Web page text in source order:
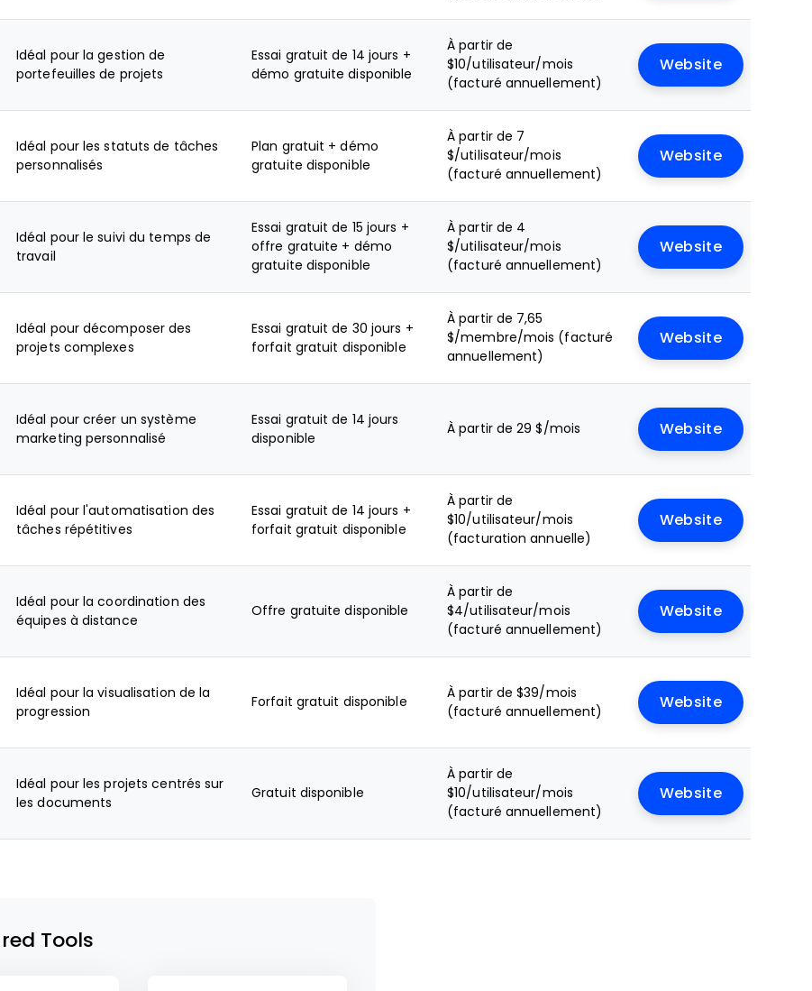
Idéal pour la gestion de
portefeuilles de projets
Essai gratuit de 14 jours +
démo gratuite disponible
À partir de
$10/utilisateur/mois
(facturé annuellement)
Website
Idéal pour les statuts de tâches
personnalisés
Plan gratuit + démo
gratuite disponible
À partir de 7
$/utilisateur/mois
(facturé annuellement)
Website
Idéal pour le suivi du temps de
travail
Essai gratuit de 15 jours +
offre gratuite + démo
gratuite disponible
À partir de 4
$/utilisateur/mois
(facturé annuellement)
Website
Idéal pour décomposer des
projets complexes
Essai gratuit de 30 jours +
forfait gratuit disponible
À partir de 7,65
$/membre/mois (facturé
annuellement)
Website
Idéal pour créer un système
marketing personnalisé
Essai gratuit de 14 jours
disponible
À partir de 29 $/mois Website
Idéal pour l'automatisation des
tâches répétitives
Essai gratuit de 14 jours +
forfait gratuit disponible
À partir de
$10/utilisateur/mois
(facturation annuelle)
Website
Idéal pour la coordination des
équipes à distance
Offre gratuite disponible
À partir de
$4/utilisateur/mois
(facturé annuellement)
Website
Idéal pour la visualisation de la
progression
Forfait gratuit disponible
À partir de $39/mois
(facturé annuellement)
Website
Idéal pour les projets centrés sur
les documents
Gratuit disponible
À partir de
$10/utilisateur/mois
(facturé annuellement)
Website
Tools